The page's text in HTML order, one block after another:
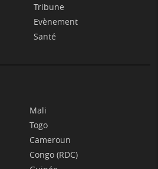
Tribune
Evènement
Santé
Mali
Togo
Cameroun
Congo (RDC)